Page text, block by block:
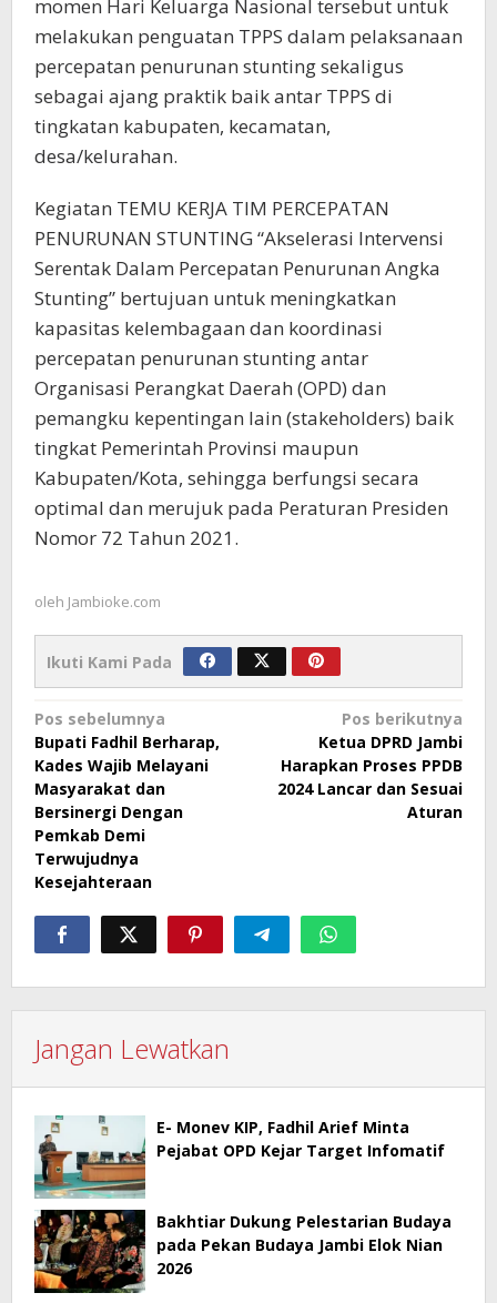
momen Hari Keluarga Nasional tersebut untuk
melakukan penguatan TPPS dalam pelaksanaan
percepatan penurunan stunting sekaligus
sebagai ajang praktik baik antar TPPS di
tingkatan kabupaten, kecamatan,
desa/kelurahan.
Kegiatan TEMU KERJA TIM PERCEPATAN
PENURUNAN STUNTING “Akselerasi Intervensi
Serentak Dalam Percepatan Penurunan Angka
Stunting” bertujuan untuk meningkatkan
kapasitas kelembagaan dan koordinasi
percepatan penurunan stunting antar
Organisasi Perangkat Daerah (OPD) dan
pemangku kepentingan lain (stakeholders) baik
tingkat Pemerintah Provinsi maupun
Kabupaten/Kota, sehingga berfungsi secara
optimal dan merujuk pada Peraturan Presiden
Nomor 72 Tahun 2021.
oleh Jambioke.com
Ikuti Kami Pada
Navigasi
pos
Pos sebelumnya
Bupati Fadhil Berharap,
Kades Wajib Melayani
Masyarakat dan
Bersinergi Dengan
Pemkab Demi
Terwujudnya
Kesejahteraan
Pos berikutnya
Ketua DPRD Jambi
Harapkan Proses PPDB
2024 Lancar dan Sesuai
Aturan
Jangan Lewatkan
E- Monev KIP, Fadhil Arief Minta
Pejabat OPD Kejar Target Infomatif
Bakhtiar Dukung Pelestarian Budaya
pada Pekan Budaya Jambi Elok Nian
2026